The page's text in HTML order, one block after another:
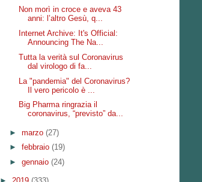
Non morì in croce e aveva 43
anni: l’altro Gesù, q...
Internet Archive: It's Official:
Announcing The Na...
Tutta la verità sul Coronavirus
dal virologo di fa...
La "pandemia" del Coronavirus?
Il vero pericolo è ...
Big Pharma ringrazia il
coronavirus, “previsto” da...
► marzo (27)
► febbraio (19)
► gennaio (24)